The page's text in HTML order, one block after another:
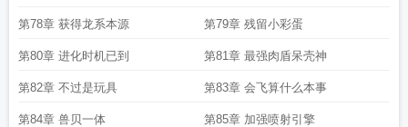
第78章 获得龙系本源 第79章 残留小彩蛋
第80章 进化时机已到 第81章 最强肉盾呆壳神
第82章 不过是玩具 第83章 会飞算什么本事
第84章 兽贝一体 第85章 加强喷射引擎